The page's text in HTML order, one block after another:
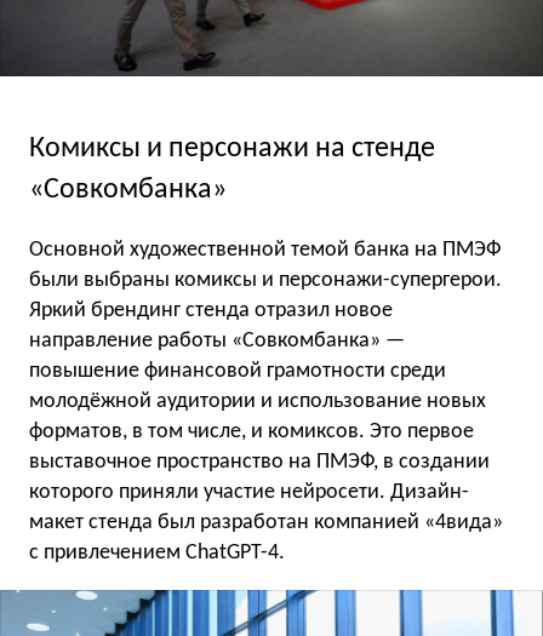
Комиксы и персонажи на стенде
«Совкомбанка»
Основной художественной темой банка на ПМЭФ
были выбраны комиксы и персонажи-супергерои.
Яркий брендинг стенда отразил новое
направление работы «Совкомбанка» —
повышение финансовой грамотности среди
молодёжной аудитории и использование новых
форматов, в том числе, и комиксов. Это первое
выставочное пространство на ПМЭФ, в создании
которого приняли участие нейросети. Дизайн-
макет стенда был разработан компанией «4вида»
с привлечением ChatGPT-4.